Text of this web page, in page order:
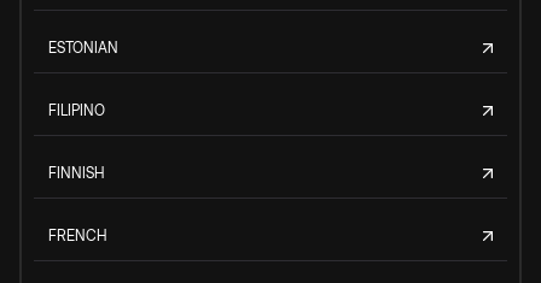
ESTONIAN
FILIPINO
FINNISH
FRENCH